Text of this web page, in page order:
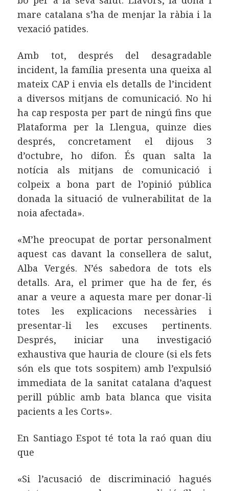
mare catalana s’ha de menjar la ràbia i la
vexació patides.
Amb tot, després del desagradable
incident, la família presenta una queixa al
mateix CAP i envia els detalls de l’incident
a diversos mitjans de comunicació. No hi
ha cap resposta per part de ningú fins que
Plataforma per la Llengua, quinze dies
després, concretament el dijous 3
d’octubre, ho difon. És quan salta la
notícia als mitjans de comunicació i
colpeix a bona part de l’opinió pública
donada la situació de vulnerabilitat de la
noia afectada».
«M’he preocupat de portar personalment
aquest cas davant la consellera de salut,
Alba Vergés. N’és sabedora de tots els
detalls. Ara, el primer que ha de fer, és
anar a veure a aquesta mare per donar-li
totes les explicacions necessàries i
presentar-li les excuses pertinents.
Després, iniciar una investigació
exhaustiva que hauria de cloure (si els fets
són els que tots sospitem) amb l’expulsió
immediata de la sanitat catalana d’aquest
perill públic amb bata blanca que visita
pacients a les Corts».
En Santiago Espot té tota la raó quan diu
que
«Si l’acusació de discriminació hagués